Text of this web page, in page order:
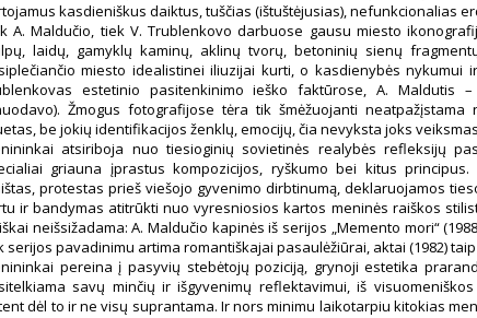
kasdieniškus daiktus, tuščias (ištuštėjusias), nefunkcionalias
A. Maldučio, tiek V. Trublenkovo darbuose gausu miesto
laidų, gamyklų kaminų, aklinų tvorų, betoninių sienų
miesto idealistinei iliuzijai kurti, o kasdienybės nykumui
estetinio pasitenkinimo ieško faktūrose, A. Maldutis
Žmogus fotografijose tėra tik šmėžuojanti
be jokių identifikacijos ženklų, emocijų, čia nevyksta joks
atsiriboja nuo tiesioginių sovietinės realybės refleksijų
griauna įprastus kompozicijos, ryškumo bei kitus
protestas prieš viešojo gyvenimo dirbtinumą, deklaruojamos
ir bandymas atitrūkti nuo vyresniosios kartos meninės raiškos
neišsižadama: A. Maldučio kapinės iš serijos „Memento mori“
serijos pavadinimu artima romantiškajai pasaulėžiūrai, aktai (1982)
pereina į pasyvių stebėtojų poziciją, grynoji estetika
savų minčių ir išgyvenimų reflektavimui, iš
dėl to ir ne visų suprantama. Ir nors minimu laikotarpiu kitokias